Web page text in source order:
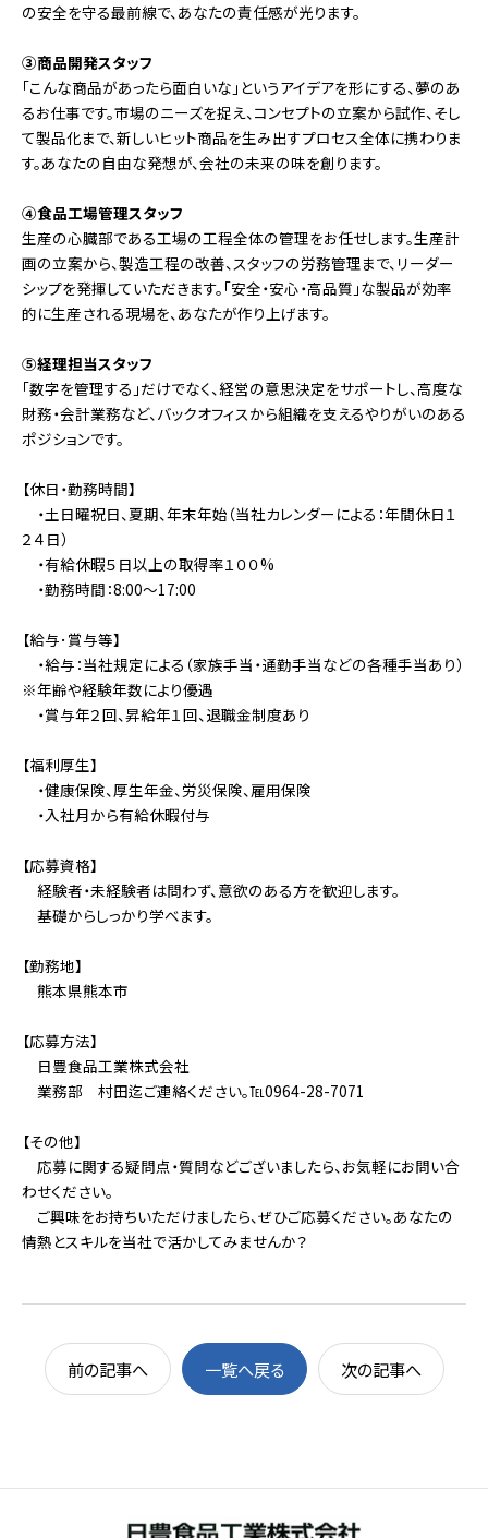
の安全を守る最前線で、あなたの責任感が光ります。
③商品開発スタッフ
「こんな商品があったら面白いな」というアイデアを形にする、夢のあ
るお仕事です。市場のニーズを捉え、コンセプトの立案から試作、そし
て製品化まで、新しいヒット商品を生み出すプロセス全体に携わりま
す。あなたの自由な発想が、会社の未来の味を創ります。
④食品工場管理スタッフ
生産の心臓部である工場の工程全体の管理をお任せします。生産計
画の立案から、製造工程の改善、スタッフの労務管理まで、リーダー
シップを発揮していただきます。「安全・安心・高品質」な製品が効率
的に生産される現場を、あなたが作り上げます。
⑤経理担当スタッフ
「数字を管理する」だけでなく、経営の意思決定をサポートし、高度な
財務・会計業務など、バックオフィスから組織を支えるやりがいのある
ポジションです。
【休日・勤務時間】
・土日曜祝日、夏期、年末年始（当社カレンダーによる：年間休日１
２４日）
・有給休暇５日以上の取得率１００%
・勤務時間：8:00～17:00
【給与･賞与等】
・給与：当社規定による（家族手当・通勤手当などの各種手当あり）
※年齢や経験年数により優遇
・賞与年２回、昇給年１回、退職金制度あり
【福利厚生】
・健康保険、厚生年金、労災保険、雇用保険
・入社月から有給休暇付与
【応募資格】
経験者・未経験者は問わず、意欲のある方を歓迎します。
基礎からしっかり学べます。
【勤務地】
熊本県熊本市
【応募方法】
日豊食品工業株式会社
業務部 村田迄ご連絡ください。℡0964-28-7071
【その他】
応募に関する疑問点・質問などございましたら、お気軽にお問い合
わせください。
ご興味をお持ちいただけましたら、ぜひご応募ください。あなたの
情熱とスキルを当社で活かしてみませんか？
前の記事へ 一覧へ戻る 次の記事へ